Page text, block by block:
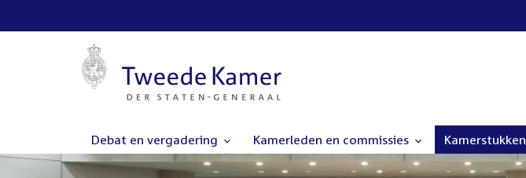
Debat en vergadering Kamerleden en commissies Kamerstukken